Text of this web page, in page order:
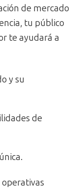
de mercado
tu público
te ayudará a
y su
de